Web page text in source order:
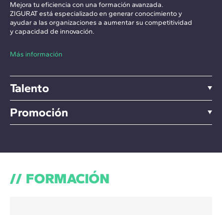
Mejora tu eficiencia con una formación avanzada.
ZIGURAT está especializado en generar conocimiento y
ayudar a las organizaciones a aumentar su competitividad
y capacidad de innovación.
Más información
Talento
Promoción
FORMACIÓN